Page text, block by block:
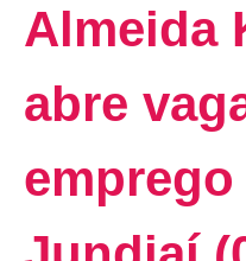
Almeida
abre
emprego